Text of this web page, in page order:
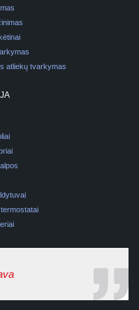
atliekų tvarkymas